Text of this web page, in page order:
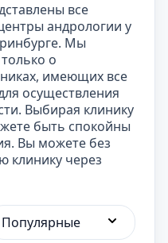
все
андрологии у
Мы
о
имеющих все
осуществления
Выбирая клинику
быть спокойны
Вы можете без
клинику через
Популярные